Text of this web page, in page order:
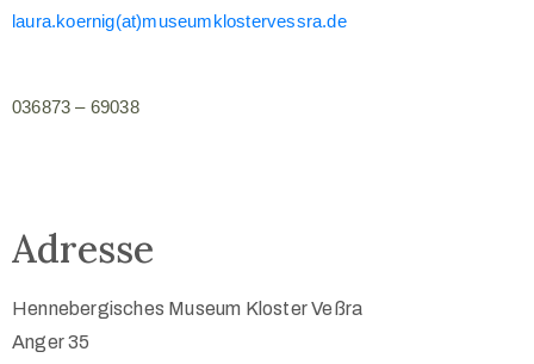
laura.koernig(at)museumklostervessra.de
036873 – 69038
Adresse
Hennebergisches Museum Kloster Veßra
Anger 35